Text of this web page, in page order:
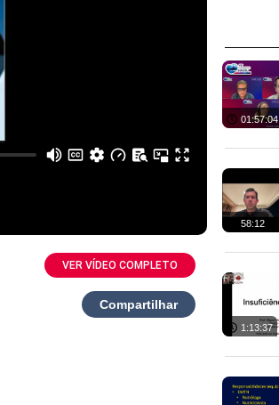
VER VÍDEO COMPLETO
Compartilhar
01:57:04
58:12
1:13:37